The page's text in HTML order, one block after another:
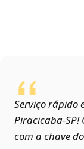
Serviço rápido
com a chave